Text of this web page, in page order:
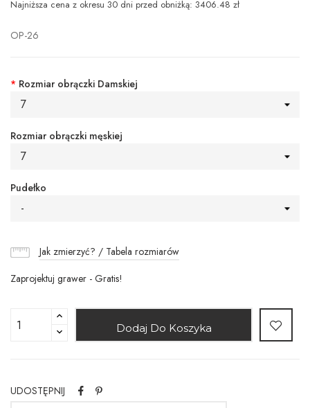
Najniższa cena z okresu 30 dni przed obniżką: 3406.48 zł
OP-26
* Rozmiar obrączki Damskiej
7
Rozmiar obrączki męskiej
7
Pudełko
-
Jak zmierzyć? / Tabela rozmiarów
Zaprojektuj grawer - Gratis!
Dodaj Do Koszyka
UDOSTĘPNIJ